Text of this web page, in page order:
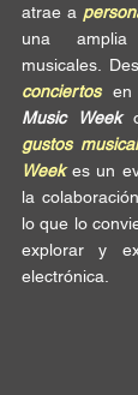
atrae a
una
musicales.
conciertos en
Music Week
gustos
Week es un
la
lo que lo
explorar y
electrónica.